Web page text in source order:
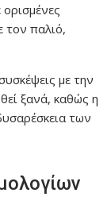
τον παλιό,
με την
ξανά, καθώς η
των